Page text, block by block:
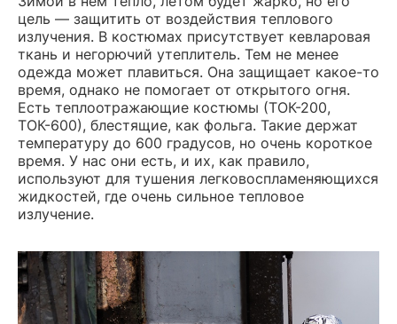
цель — защитить от воздействия теплового
излучения. В костюмах присутствует кевларовая
ткань и негорючий утеплитель. Тем не менее
одежда может плавиться. Она защищает какое-то
время, однако не помогает от открытого огня.
Есть теплоотражающие костюмы (ТОК-200,
ТОК-600), блестящие, как фольга. Такие держат
температуру до 600 градусов, но очень короткое
время. У нас они есть, и их, как правило,
используют для тушения легковоспламеняющихся
жидкостей, где очень сильное тепловое
излучение.